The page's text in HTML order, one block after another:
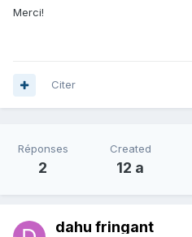
Merci!
Citer
Réponses
2
Created
12 a
dahu fringant